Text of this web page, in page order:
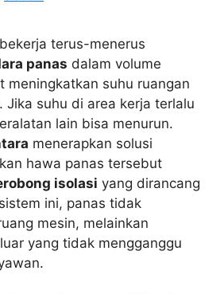
terus-menerus
panas dalam volume
meningkatkan suhu ruangan
Jika suhu di area kerja terlalu
lain bisa menurun.
menerapkan solusi
hawa panas tersebut
isolasi yang dirancang
ini, panas tidak
mesin, melainkan
yang tidak mengganggu